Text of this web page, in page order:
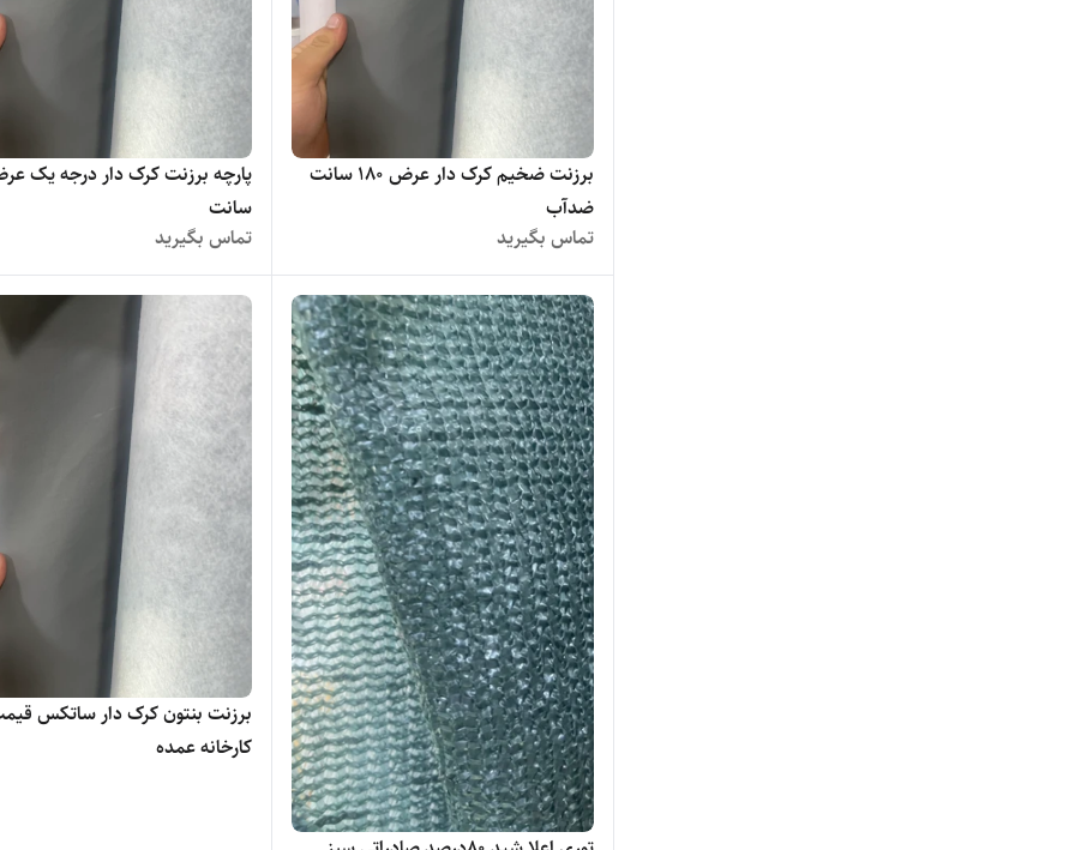
برزنت ضخیم کرک دار عرض ۱۸۰ سانت
ضدآب
تماس بگیرید
سانت
تماس بگیرید
برزنت بنتون کرک دار ساتکس
کارخانه عمده